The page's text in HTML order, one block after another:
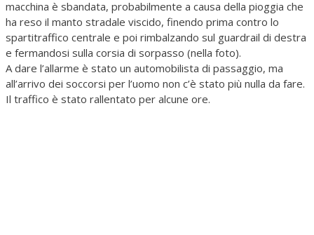
macchina è sbandata, probabilmente a causa della pioggia che
ha reso il manto stradale viscido, finendo prima contro lo
spartitraffico centrale e poi rimbalzando sul guardrail di destra
e fermandosi sulla corsia di sorpasso (nella foto).
A dare l’allarme è stato un automobilista di passaggio, ma
all’arrivo dei soccorsi per l’uomo non c’è stato più nulla da fare.
Il traffico è stato rallentato per alcune ore.